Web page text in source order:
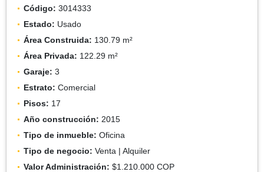
Código: 3014333
Estado: Usado
Área Construida: 130.79 m²
Área Privada: 122.29 m²
Garaje: 3
Estrato: Comercial
Pisos: 17
Año construcción: 2015
Tipo de inmueble: Oficina
Tipo de negocio: Venta | Alquiler
Valor Administración: $1.210.000 COP